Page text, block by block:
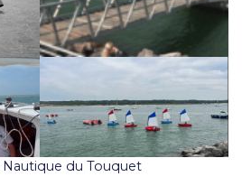
Nautique du Touquet